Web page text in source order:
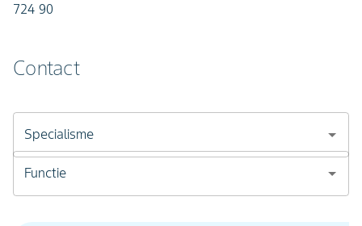
724 90
Contact
Specialisme
Functie